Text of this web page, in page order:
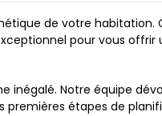
de votre habitation.
pour vous offrir
inégalé. Notre équipe
étapes de